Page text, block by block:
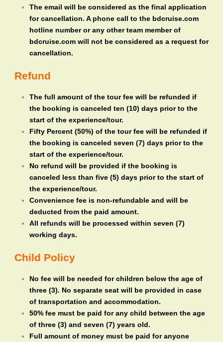
The email will be considered as the final application
for cancellation. A phone call to the bdcruise.com
hotline number or any other team member of
bdcruise.com will not be considered as a request for
cancellation.
Refund
The full amount of the tour fee will be refunded if
the booking is canceled ten (10) days prior to the
start of the experience/tour.
Fifty Percent (50%) of the tour fee will be refunded if
the booking is canceled seven (7) days prior to the
start of the experience/tour.
No refund will be provided if the booking is
canceled less than five (5) days prior to the start of
the experience/tour.
Convenience fee is non-refundable and will be
deducted from the paid amount.
All refunds will be processed within seven (7)
working days.
Child Policy
No fee will be needed for children below the age of
three (3). No separate seat will be provided in case
of transportation and accommodation.
50% fee must be paid for any child between the age
of three (3) and seven (7) years old.
Full amount of money must be paid for anyone